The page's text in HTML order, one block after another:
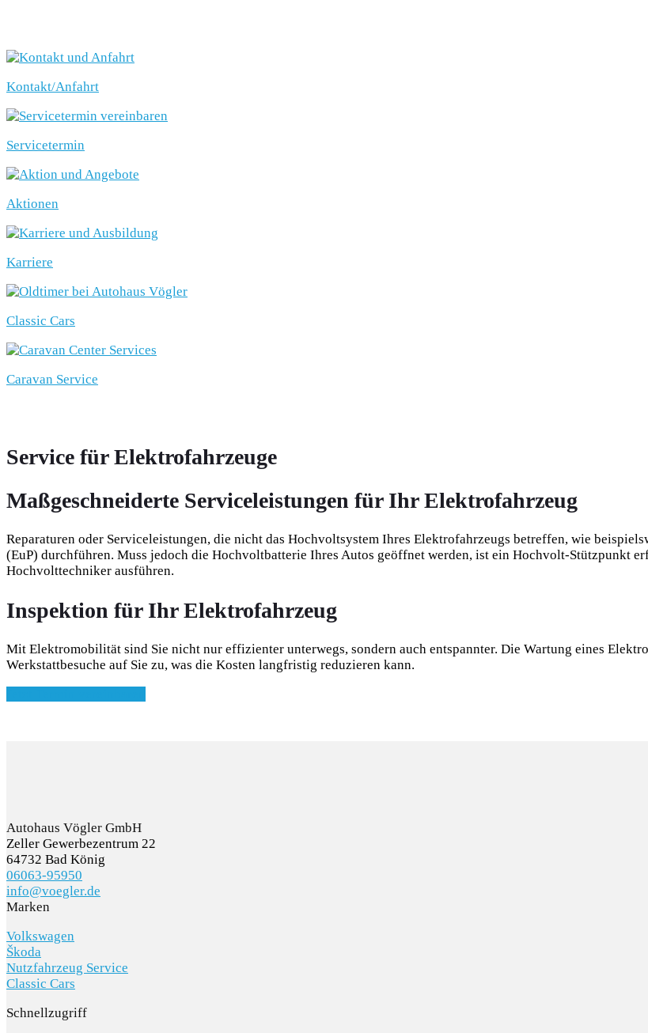
Kontakt/Anfahrt
Servicetermin
Aktionen
Karriere
Classic Cars
Caravan Service
Service für Elektrofahrzeuge
Maßgeschneiderte Serviceleistungen für Ihr Elektrofahrzeug
Reparaturen oder Serviceleistungen, die nicht das Hochvoltsystem Ihres Elektrofahrzeugs betreffen, wie
(EuP) durchführen. Muss jedoch die Hochvoltbatterie Ihres Autos geöffnet werden, ist ein Hochvolt-Stützpunkt
Hochvolttechniker ausführen.
Inspektion für Ihr Elektrofahrzeug
Mit Elektromobilität sind Sie nicht nur effizienter unterwegs, sondern auch entspannter. Die Wartung eines
Werkstattbesuche auf Sie zu, was die Kosten langfristig reduzieren kann.
Autohaus Vögler GmbH
Zeller Gewerbezentrum 22
64732 Bad König
06063-95950
info@voegler.de
Marken
Volkswagen
Škoda
Nutzfahrzeug Service
Classic Cars
Schnellzugriff